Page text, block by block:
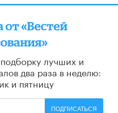
от «Вестей
лучших и
два раза в неделю:
и пятницу
ПОДПИСАТЬСЯ